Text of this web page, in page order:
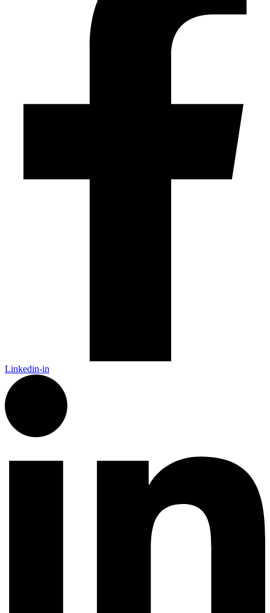
Linkedin-in